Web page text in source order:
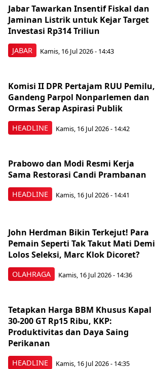
JABAR
Jabar Tawarkan Insentif Fiskal dan
Jaminan Listrik untuk Kejar Target
Investasi Rp314 Triliun
Kamis, 16 Jul 2026 - 14:43
HEADLINE
Komisi II DPR Pertajam RUU Pemilu,
Gandeng Parpol Nonparlemen dan
Ormas Serap Aspirasi Publik
Kamis, 16 Jul 2026 - 14:42
HEADLINE
Prabowo dan Modi Resmi Kerja
Sama Restorasi Candi Prambanan
Kamis, 16 Jul 2026 - 14:41
OLAHRAGA
John Herdman Bikin Terkejut! Para
Pemain Seperti Tak Takut Mati Demi
Lolos Seleksi, Marc Klok Dicoret?
Kamis, 16 Jul 2026 - 14:36
HEADLINE
Tetapkan Harga BBM Khusus Kapal
30-200 GT Rp15 Ribu, KKP:
Produktivitas dan Daya Saing
Perikanan
Kamis, 16 Jul 2026 - 14:35